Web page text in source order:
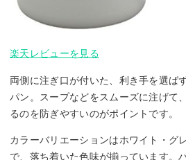
楽天レビューを見る
両側に注ぎ口が付いた、利き手を選ば
パン。スープなどをスムーズに注げて
るのを防ぎやすいのがポイントです。
カラーバリエーションはホワイト・グ
で、落ち着いた色味が揃っています。